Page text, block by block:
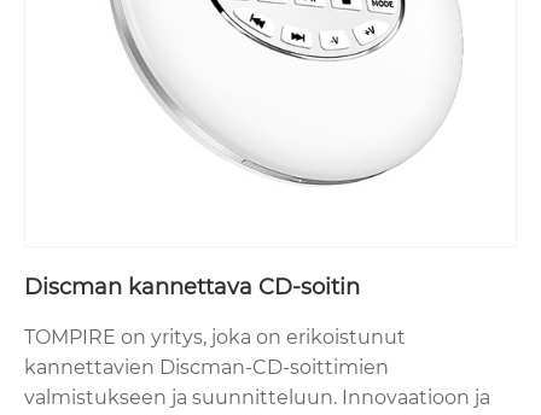
Discman kannettava CD-soitin
TOMPIRE on yritys, joka on erikoistunut
kannettavien Discman-CD-soittimien
valmistukseen ja suunnitteluun. Innovaatioon ja